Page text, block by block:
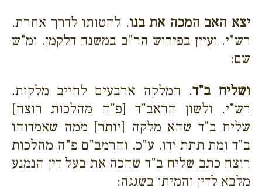
יצא האב המכה את בנו. להטותו לדרך אחרת.
רש"י. ועיין בפירוש הר"ב במשנה דלקמן. ומ"ש
שם:
ושליח ב"ד. המלקה ארבעים לחייב מלקות.
רש"י. ולשון הראב"ד [פ"ה מהלכות רוצח]
שליח ב"ד שהא מלקה [יותר] ממה שאמדוהו
ב"ד ומת תתת ידו. ע"כ. והרמב"ם פ"ה מהלכות
רוצח כתב שליח ב"ד שהכה את בעל דין הנמנע
מלבא לדין והמיתו בשגגה: